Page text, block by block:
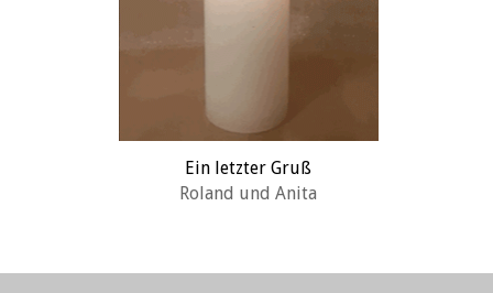
Ein letzter Gruß
Roland und Anita